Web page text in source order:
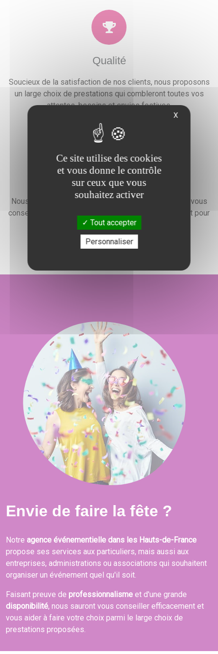
Qualité
Soucieux de la satisfaction de nos clients, nous proposons
un large choix de prestations qui combleront toutes vos
attentes, besoins et envies festives.
Devis gratuit
Nous faisons preuve d'une grande disponibilité pour vous
conseiller, vous renseigner et élaborer un devis gratuit pour
l'organisation de votre événement.
Envie de faire la fête ?
Notre agence événementielle dans les Hauts-de-France
propose ses services aux particuliers, mais aussi aux
entreprises, administrations ou associations qui souhaitent
organiser un événement quel qu'il soit.
Faisant preuve de professionnalisme et d'une grande
disponibilité, nous sauront vous conseiller efficacement et
vous aider à faire votre choix parmi le large choix de
prestations proposées.
X
Ce site utilise des cookies
et vous donne le contrôle
sur ceux que vous
souhaitez activer
Tout accepter
Personnaliser